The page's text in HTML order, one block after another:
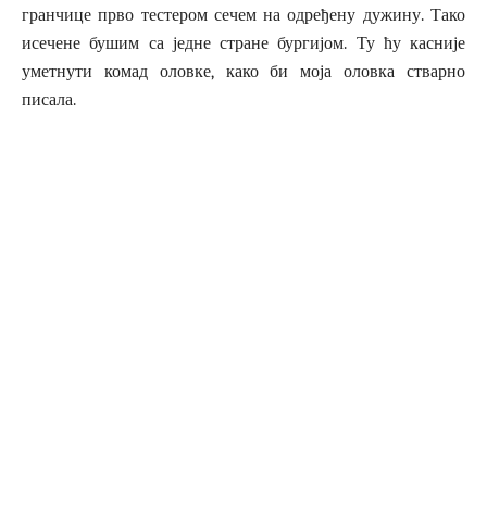
гранчице прво тестером сечем на одређену дужину. Тако
исечене бушим са једне стране бургијом. Ту ћу касније
уметнути комад оловке, како би моја оловка стварно
писала.